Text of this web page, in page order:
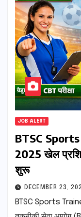
JOB ALERT
BTSC
2025 खेल
शुरू
DECEMBER 23,
BTSC Sports